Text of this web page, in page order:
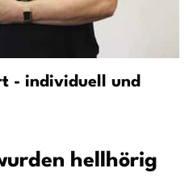
- individuell und
hellhörig